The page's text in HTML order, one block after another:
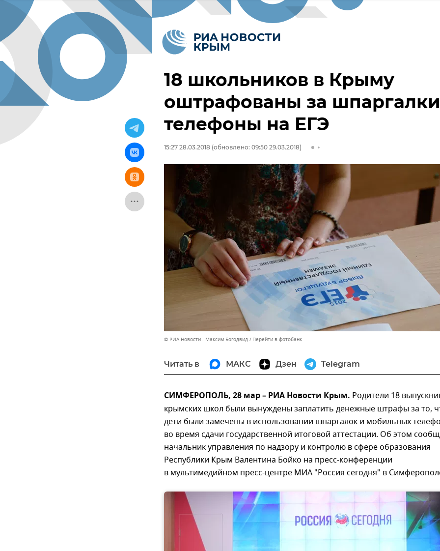
18 школьников в Крыму
оштрафованы за
телефоны на ЕГЭ
15:27 28.03.2018 (обновлено: 09:50 29.03.2018)
© РИА Новости . Максим Богодвид Перейти в фотобанк
Читать в МАКС Дзен Telegram
СИМФЕРОПОЛЬ, 28 мар – РИА Новости Крым. Родители 18
крымских школ были вынуждены заплатить денежные штрафы за то,
дети были замечены в использовании шпаргалок и мобильных
во время сдачи государственной итоговой аттестации. Об этом
начальник управления по надзору и контролю в сфере образования
Республики Крым Валентина Бойко на пресс-конференции
в мультимедийном пресс-центре МИА "Россия сегодня" в